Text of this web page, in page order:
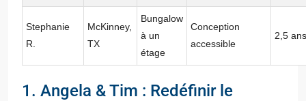
Stephanie
R.
McKinney,
TX
Bungalow
à un
étage
Conception
accessible
2,5 ans
1. Angela & Tim : Redéfinir le